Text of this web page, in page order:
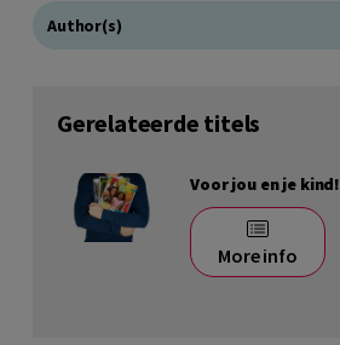
Author(s)
Gerelateerde titels
Voor jou en je kind!
More info